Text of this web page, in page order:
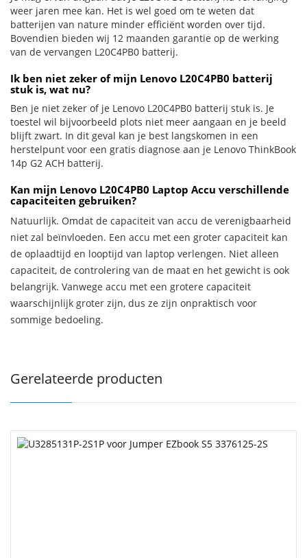
weer jaren mee kan. Het is wel goed om te weten dat
batterijen van nature minder efficiënt worden over tijd.
Bovendien bieden wij 12 maanden garantie op de werking
van de vervangen L20C4PB0 batterij.
Ik ben niet zeker of mijn Lenovo L20C4PB0 batterij
stuk is, wat nu?
Ben je niet zeker of je Lenovo L20C4PB0 batterij stuk is. Je
toestel wil bijvoorbeeld plots niet meer aangaan en je beeld
blijft zwart. In dit geval kan je best langskomen in een
herstelpunt voor een gratis diagnose aan je Lenovo ThinkBook
14p G2 ACH batterij.
Kan mijn Lenovo L20C4PB0 Laptop Accu verschillende
capaciteiten gebruiken?
Natuurlijk. Omdat de capaciteit van accu de verenigbaarheid
niet zal beïnvloeden. Een accu met een groter capaciteit kan
de oplaadtijd en looptijd van laptop verlengen. Niet alleen
capaciteit, de controlering van de maat en het gewicht is ook
belangrijk. Vanwege accu met een grotere capaciteit
waarschijnlijk groter zijn, dus ze zijn onpraktisch voor
sommige bedoeling.
Gerelateerde producten